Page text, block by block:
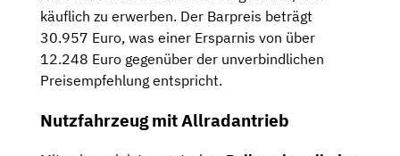
käuflich zu erwerben. Der Barpreis beträgt
30.957 Euro, was einer Ersparnis von über
12.248 Euro gegenüber der unverbindlichen
Preisempfehlung entspricht.
Nutzfahrzeug mit Allradantrieb